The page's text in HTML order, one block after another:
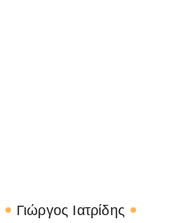
Γιώργος Ιατρίδης